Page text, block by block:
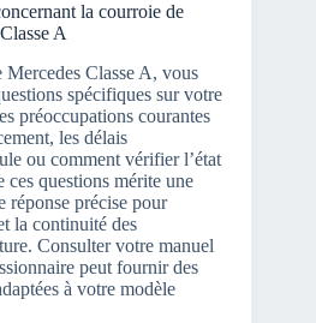
la courroie de
A
Classe A, vous
spécifiques sur votre
préoccupations courantes
les délais
ou comment vérifier l’état
questions mérite une
réponse précise pour
la continuité des
Consulter votre manuel
peut fournir des
à votre modèle